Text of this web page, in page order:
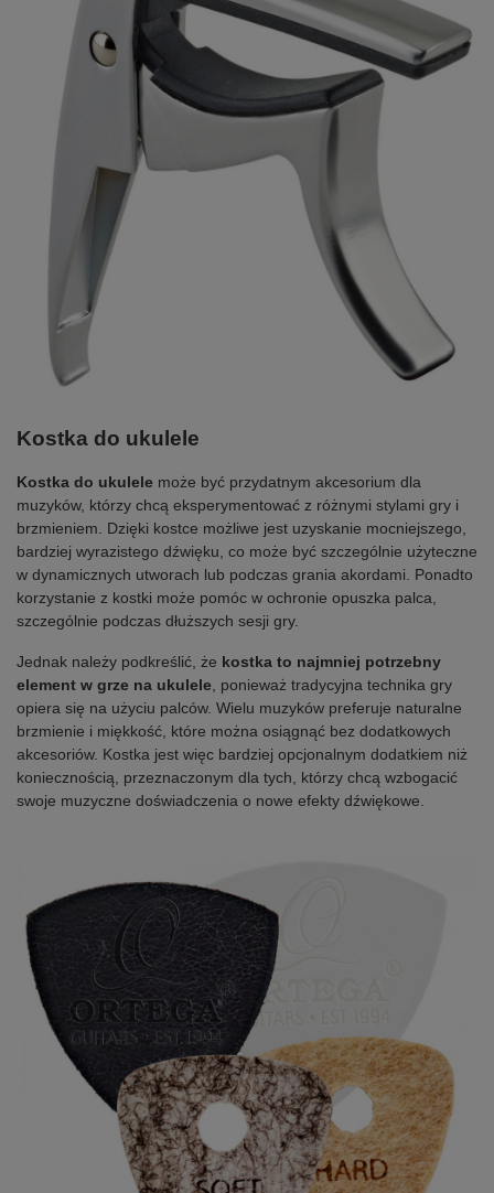
Kostka do ukulele
Kostka do ukulele może być przydatnym akcesorium dla
muzyków, którzy chcą eksperymentować z różnymi stylami gry i
brzmieniem. Dzięki kostce możliwe jest uzyskanie mocniejszego,
bardziej wyrazistego dźwięku, co może być szczególnie użyteczne
w dynamicznych utworach lub podczas grania akordami. Ponadto
korzystanie z kostki może pomóc w ochronie opuszka palca,
szczególnie podczas dłuższych sesji gry.
Jednak należy podkreślić, że kostka to najmniej potrzebny
element w grze na ukulele , ponieważ tradycyjna technika gry
opiera się na użyciu palców. Wielu muzyków preferuje naturalne
brzmienie i miękkość, które można osiągnąć bez dodatkowych
akcesoriów. Kostka jest więc bardziej opcjonalnym dodatkiem niż
koniecznością, przeznaczonym dla tych, którzy chcą wzbogacić
swoje muzyczne doświadczenia o nowe efekty dźwiękowe.